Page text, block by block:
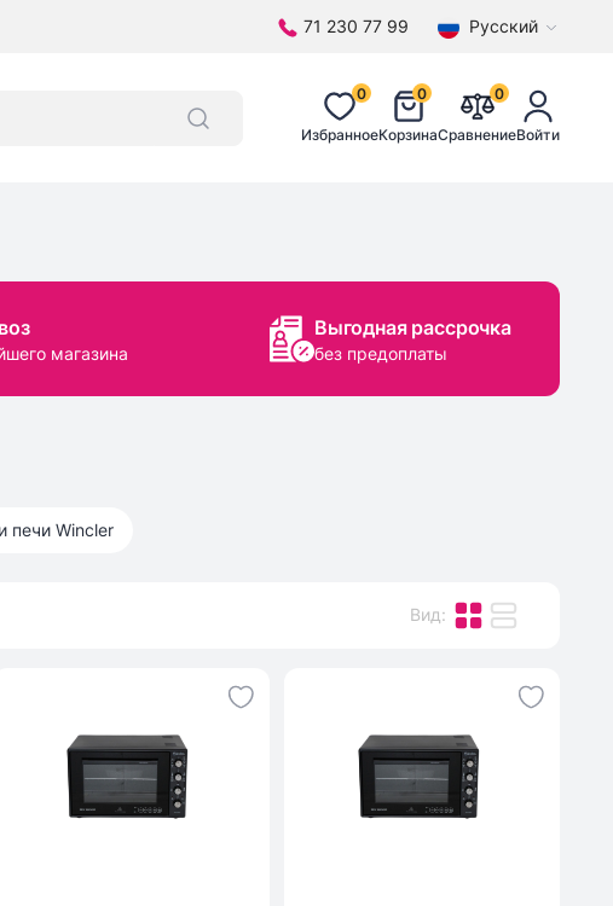
71 230 77 99 Русский
0
Избранное
0
Корзина
0
СравнениеВойти
магазина
Выгодная рассрочка
без предоплаты
печи Wincler
Вид: